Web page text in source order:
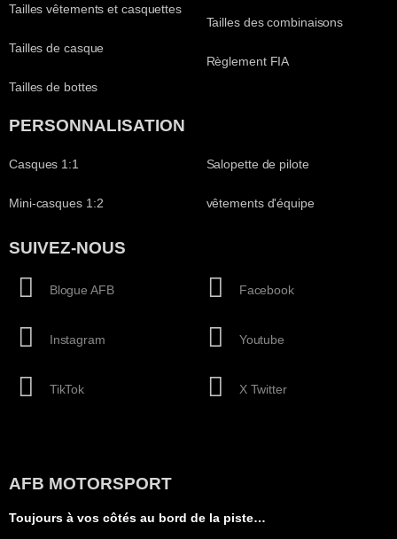
Tailles vêtements et casquettes
Tailles de casque
Tailles de bottes
Tailles des combinaisons
Règlement FIA
PERSONNALISATION
Casques 1:1
Mini-casques 1:2
Salopette de pilote
vêtements d'équipe
SUIVEZ-NOUS
Blogue AFB
Instagram
TikTok
Facebook
Youtube
X Twitter
AFB MOTORSPORT
Toujours à vos côtés au bord de la piste…